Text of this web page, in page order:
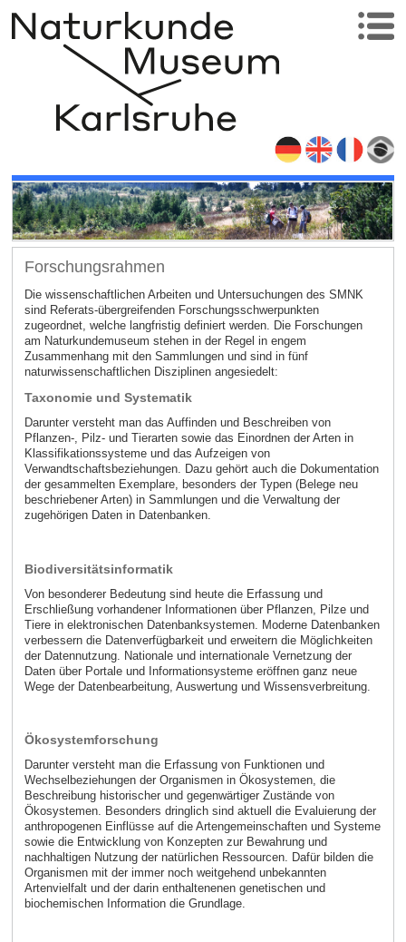
Forschungsrahmen
Die wissenschaftlichen Arbeiten und Untersuchungen des SMNK
sind Referats-übergreifenden Forschungsschwerpunkten
zugeordnet, welche langfristig definiert werden. Die Forschungen
am Naturkundemuseum stehen in der Regel in engem
Zusammenhang mit den Sammlungen und sind in fünf
naturwissenschaftlichen Disziplinen angesiedelt:
Taxonomie und Systematik
Darunter versteht man das Auffinden und Beschreiben von
Pflanzen-, Pilz- und Tierarten sowie das Einordnen der Arten in
Klassifikationssysteme und das Aufzeigen von
Verwandtschaftsbeziehungen. Dazu gehört auch die Dokumentation
der gesammelten Exemplare, besonders der Typen (Belege neu
beschriebener Arten) in Sammlungen und die Verwaltung der
zugehörigen Daten in Datenbanken.
Biodiversitätsinformatik
Von besonderer Bedeutung sind heute die Erfassung und
Erschließung vorhandener Informationen über Pflanzen, Pilze und
Tiere in elektronischen Datenbanksystemen. Moderne Datenbanken
verbessern die Datenverfügbarkeit und erweitern die Möglichkeiten
der Datennutzung. Nationale und internationale Vernetzung der
Daten über Portale und Informationsysteme eröffnen ganz neue
Wege der Datenbearbeitung, Auswertung und Wissensverbreitung.
Ökosystemforschung
Darunter versteht man die Erfassung von Funktionen und
Wechselbeziehungen der Organismen in Ökosystemen, die
Beschreibung historischer und gegenwärtiger Zustände von
Ökosystemen. Besonders dringlich sind aktuell die Evaluierung der
anthropogenen Einflüsse auf die Artengemeinschaften und Systeme
sowie die Entwicklung von Konzepten zur Bewahrung und
nachhaltigen Nutzung der natürlichen Ressourcen. Dafür bilden die
Organismen mit der immer noch weitgehend unbekannten
Artenvielfalt und der darin enthaltenenen genetischen und
biochemischen Information die Grundlage.